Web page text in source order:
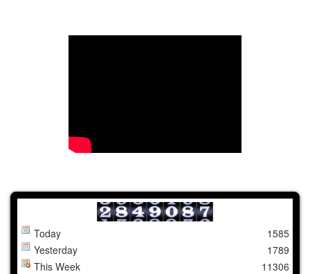
Today
Yesterday
This Week
1585
1789
11306